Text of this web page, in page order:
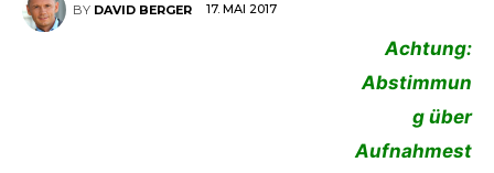
BY DAVID BERGER 17. MAI 2017
Achtung:
Abstimmun
g über
Aufnahmest